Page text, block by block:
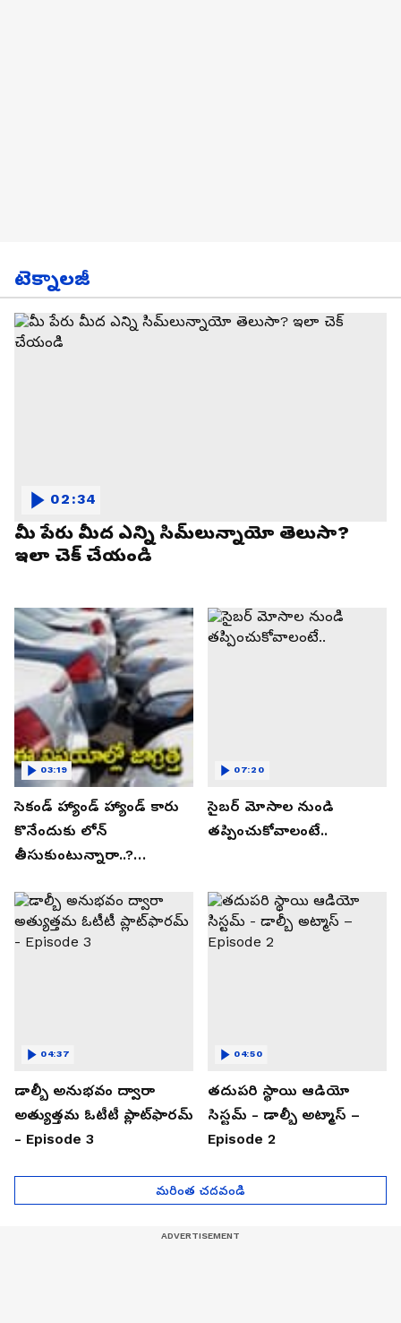
టెక్నాలజీ
మీ పేరు మీద ఎన్ని సిమ్‌లున్నాయో తెలుసా?
ఇలా చెక్ చేయండి
02:34
సెకండ్ హ్యాండ్ హ్యాండ్ కారు
కొనేందుకు లోన్
తీసుకుంటున్నారా..?
తెలుసుకోండి..!
03:19
సైబర్ మోసాల నుండి
తప్పించుకోవాలంటే..
07:20
డాల్బీ అనుభవం ద్వారా
అత్యుత్తమ ఓటీటీ ప్లాట్‌ఫారమ్
- Episode 3
04:37
తదుపరి స్థాయి ఆడియో
సిస్టమ్ - డాల్బీ అట్మాస్ –
Episode 2
04:50
మరింత చదవండి